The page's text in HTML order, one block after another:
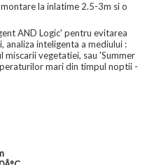
la inlatime 2.5-3m si o
AND Logic' pentru evitarea
inteligenta a mediului :
miscarii vegetatiei, sau 'Summer
mari din timpul noptii -